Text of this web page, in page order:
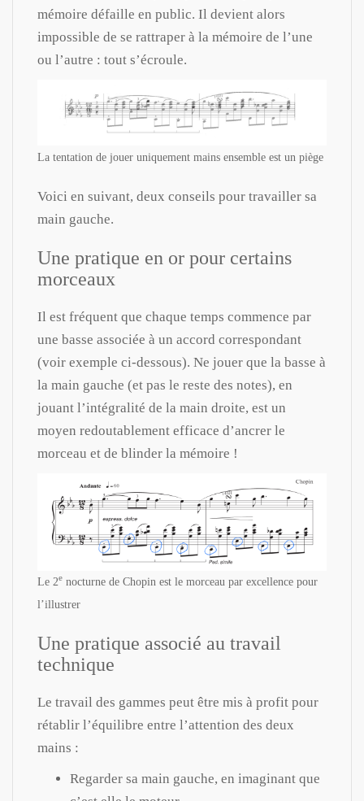
mémoire défaille en public. Il devient alors
impossible de se rattraper à la mémoire de l’une
ou l’autre : tout s’écroule.
La tentation de jouer uniquement mains ensemble est un piège
Voici en suivant, deux conseils pour travailler sa
main gauche.
Une pratique en or pour certains
morceaux
Il est fréquent que chaque temps commence par
une basse associée à un accord correspondant
(voir exemple ci-dessous). Ne jouer que la basse à
la main gauche (et pas le reste des notes), en
jouant l’intégralité de la main droite, est un
moyen redoutablement efficace d’ancrer le
morceau et de blinder la mémoire !
Le 2e nocturne de Chopin est le morceau par excellence pour
l’illustrer
Une pratique associé au travail
technique
Le travail des gammes peut être mis à profit pour
rétablir l’équilibre entre l’attention des deux
mains :
Regarder sa main gauche, en imaginant que